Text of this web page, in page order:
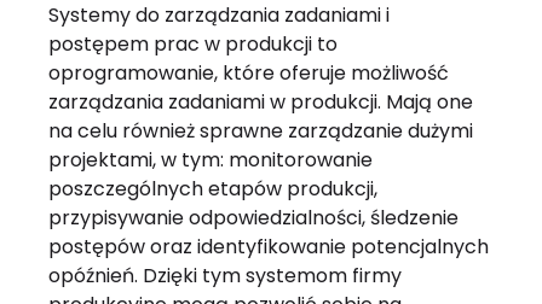
Systemy do zarządzania zadaniami i
postępem prac w produkcji to
oprogramowanie, które oferuje możliwość
zarządzania zadaniami w produkcji. Mają one
na celu również sprawne zarządzanie dużymi
projektami, w tym: monitorowanie
poszczególnych etapów produkcji,
przypisywanie odpowiedzialności, śledzenie
postępów oraz identyfikowanie potencjalnych
opóźnień. Dzięki tym systemom firmy